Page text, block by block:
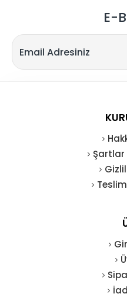
E-
Şartlar